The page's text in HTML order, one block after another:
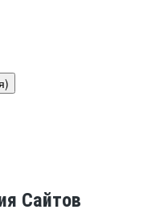
Сайтов